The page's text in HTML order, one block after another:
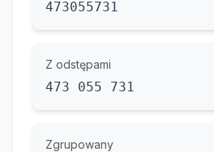
473055731
Z odstępami
473 055 731
Zgrupowany